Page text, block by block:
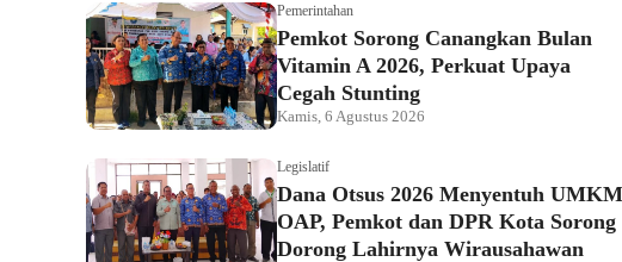
Pemerintahan
Pemkot Sorong Canangkan Bulan
Vitamin A 2026, Perkuat Upaya
Cegah Stunting
Kamis, 6 Agustus 2026
Legislatif
Dana Otsus 2026 Menyentuh UMKM
OAP, Pemkot dan DPR Kota Sorong
Dorong Lahirnya Wirausahawan